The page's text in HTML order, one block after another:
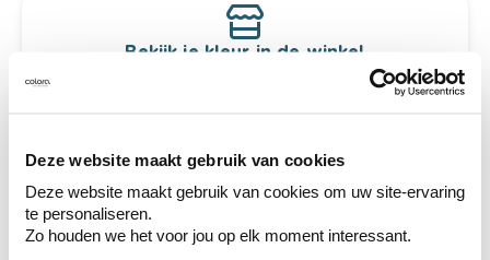
Deze website maakt gebruik van cookies
Deze website maakt gebruik van cookies om uw site-ervaring
te personaliseren.
Zo houden we het voor jou op elk moment interessant.
Bekijk je kleur in de winkel
Ontdek er kleurechte stalen van je
te verfijnen.
Krijg persoonlijk advies om kleuren te
combineren.